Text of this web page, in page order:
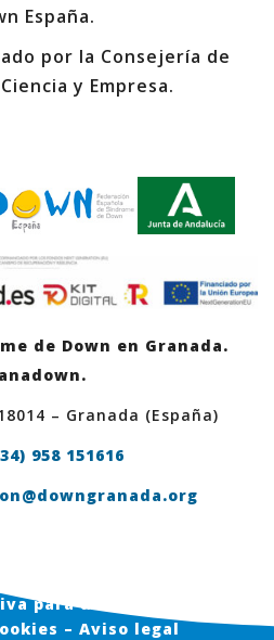
España.
por la Consejería de
y Empresa.
de Down en Granada.
– Granada (España)
958 151616
para usuarios en Web
– Aviso legal